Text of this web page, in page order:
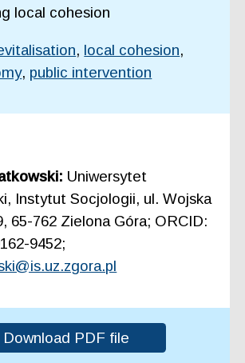
local cohesion
, local cohesion,
, public intervention
Uniwersytet
Instytut Socjologii, ul. Wojska
65-762 Zielona Góra; ORCID:
9452;
Download PDF file